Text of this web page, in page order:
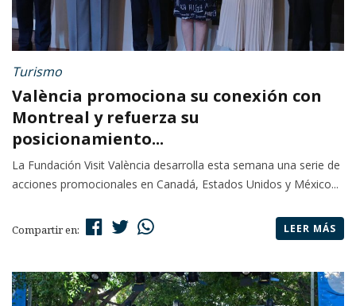
Turismo
València promociona su conexión con
Montreal y refuerza su
posicionamiento...
La Fundación Visit València desarrolla esta semana una serie de
acciones promocionales en Canadá, Estados Unidos y México...
Compartir en: LEER MÁS